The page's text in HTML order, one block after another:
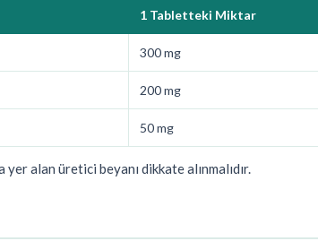
1 Tabletteki Miktar
300 mg
200 mg
50 mg
alan üretici beyanı dikkate alınmalıdır.